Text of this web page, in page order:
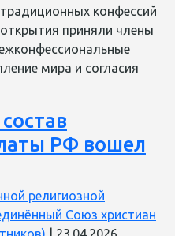
конфессий
приняли члены
мира и согласия
РФ вошел
религиозной
Союз христиан